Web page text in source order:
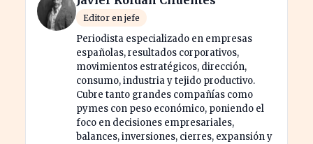
Editor en jefe
Periodista especializado en empresas
españolas, resultados corporativos,
movimientos estratégicos, dirección,
consumo, industria y tejido productivo.
Cubre tanto grandes compañías como
pymes con peso económico, poniendo el
foco en decisiones empresariales,
balances, inversiones, cierres, expansión y